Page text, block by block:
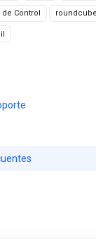
de Control roundcube